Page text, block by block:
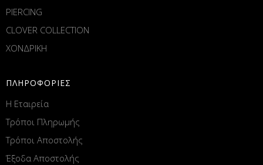
PIERCING
CLOVER COLLECTION
ΧΟΝΔΡΙΚΗ
ΠΛΗΡΟΦΟΡΙΕΣ
Η Εταιρεία
Τρόποι Πληρωμής
Τρόποι Αποστολής
Έξοδα Αποστολής